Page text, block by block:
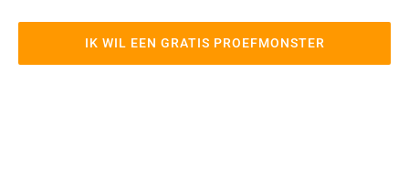
IK WIL EEN GRATIS PROEFMONSTER